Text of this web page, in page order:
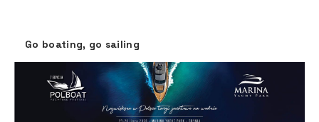
Go boating, go sailing